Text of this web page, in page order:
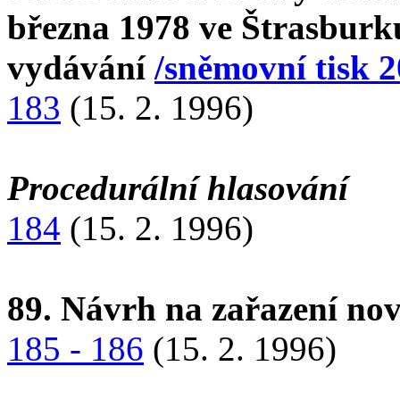
března 1978 ve
vydávání /sněmovní tisk
183 (15. 2. 1996)
Procedurální hlasování
184 (15. 2. 1996)
89. Návrh na zařazení
185 - 186 (15. 2. 1996)